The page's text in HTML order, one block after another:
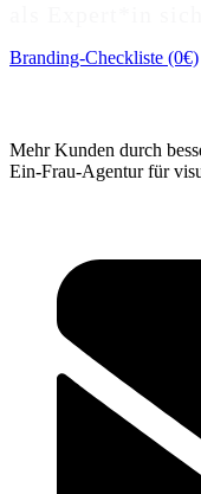
Branding-Checkliste (0€)
Mehr Kunden durch
Ein-Frau-Agentur für